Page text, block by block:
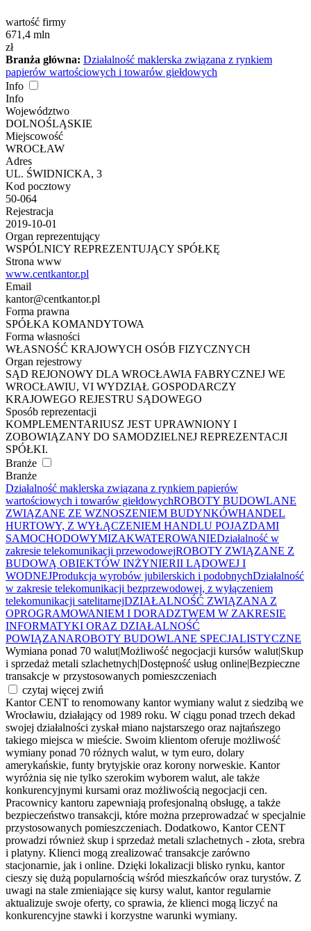
wartość firmy
671,4 mln
zł
Branża główna: Działalność maklerska związana z rynkiem
papierów wartościowych i towarów giełdowych
Info
Info
Województwo
DOLNOŚLĄSKIE
Miejscowość
WROCŁAW
Adres
UL. ŚWIDNICKA, 3
Kod pocztowy
50-064
Rejestracja
2019-10-01
Organ reprezentujący
WSPÓLNICY REPREZENTUJĄCY SPÓŁKĘ
Strona www
www.centkantor.pl
Email
kantor@centkantor.pl
Forma prawna
SPÓŁKA KOMANDYTOWA
Forma własności
WŁASNOŚĆ KRAJOWYCH OSÓB FIZYCZNYCH
Organ rejestrowy
SĄD REJONOWY DLA WROCŁAWIA FABRYCZNEJ WE
WROCŁAWIU, VI WYDZIAŁ GOSPODARCZY
KRAJOWEGO REJESTRU SĄDOWEGO
Sposób reprezentacji
KOMPLEMENTARIUSZ JEST UPRAWNIONY I
ZOBOWIĄZANY DO SAMODZIELNEJ REPREZENTACJI
SPÓŁKI.
Branże
Branże
Działalność maklerska związana z rynkiem papierów
wartościowych i towarów giełdowychROBOTY BUDOWLANE
ZWIĄZANE ZE WZNOSZENIEM BUDYNKÓWHANDEL
HURTOWY, Z WYŁĄCZENIEM HANDLU POJAZDAMI
SAMOCHODOWYMIZAKWATEROWANIEDziałalność w
zakresie telekomunikacji przewodowejROBOTY ZWIĄZANE Z
BUDOWĄ OBIEKTÓW INŻYNIERII LĄDOWEJ I
WODNEJProdukcja wyrobów jubilerskich i podobnychDziałalność
w zakresie telekomunikacji bezprzewodowej, z wyłączeniem
telekomunikacji satelitarnejDZIAŁALNOŚĆ ZWIĄZANA Z
OPROGRAMOWANIEM I DORADZTWEM W ZAKRESIE
INFORMATYKI ORAZ DZIAŁALNOŚĆ
POWIĄZANAROBOTY BUDOWLANE SPECJALISTYCZNE
Wymiana ponad 70 walut|Możliwość negocjacji kursów walut|Skup
i sprzedaż metali szlachetnychDostępność usług onlineBezpieczne
transakcje w przystosowanych pomieszczeniach
czytaj więcej zwiń
Kantor CENT to renomowany kantor wymiany walut z siedzibą we
Wrocławiu, działający od 1989 roku. W ciągu ponad trzech dekad
swojej działalności zyskał miano najstarszego oraz najtańszego
takiego miejsca w mieście. Swoim klientom oferuje możliwość
wymiany ponad 70 różnych walut, w tym euro, dolary
amerykańskie, funty brytyjskie oraz korony norweskie. Kantor
wyróżnia się nie tylko szerokim wyborem walut, ale także
konkurencyjnymi kursami oraz możliwością negocjacji cen.
Pracownicy kantoru zapewniają profesjonalną obsługę, a także
bezpieczeństwo transakcji, które można przeprowadzać w specjalnie
przystosowanych pomieszczeniach. Dodatkowo, Kantor CENT
prowadzi również skup i sprzedaż metali szlachetnych - złota, srebra
i platyny. Klienci mogą zrealizować transakcje zarówno
stacjonarnie, jak i online. Dzięki lokalizacji blisko rynku, kantor
cieszy się dużą popularnością wśród mieszkańców oraz turystów. Z
uwagi na stale zmieniające się kursy walut, kantor regularnie
aktualizuje swoje oferty, co sprawia, że klienci mogą liczyć na
konkurencyjne stawki i korzystne warunki wymiany.